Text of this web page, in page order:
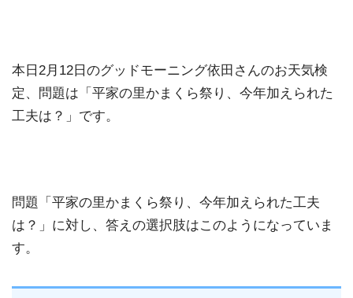
本日2月12日のグッドモーニング依田さんのお天気検
定、問題は「平家の里かまくら祭り、今年加えられた
工夫は？」です。
問題「平家の里かまくら祭り、今年加えられた工夫
は？」に対し、答えの選択肢はこのようになっていま
す。